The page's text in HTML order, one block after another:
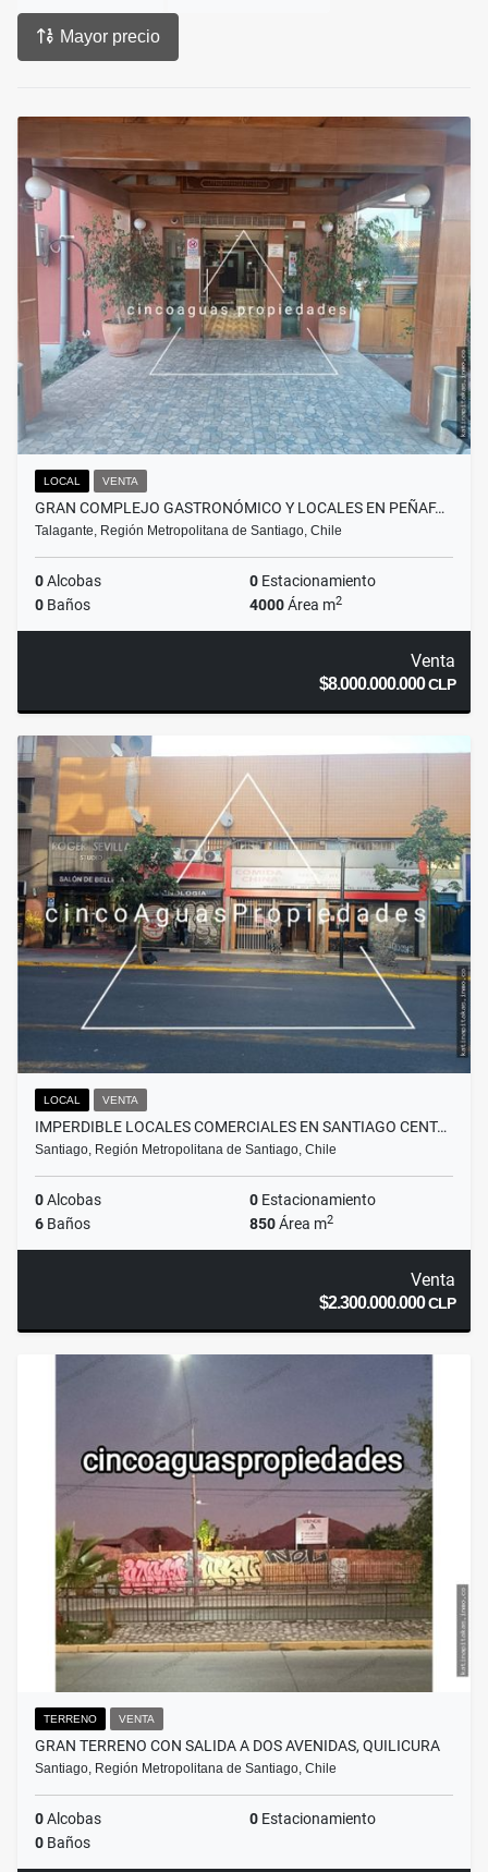
Mayor precio
LOCAL VENTA
GRAN COMPLEJO GASTRONÓMICO Y LOCALES EN PEÑAF…
Talagante, Región Metropolitana de Santiago, Chile
0Alcobas 0 Estacionamiento
0 Baños 4000Área m2
Venta
$8.000.000.000CLP
LOCAL VENTA
IMPERDIBLE LOCALES COMERCIALES EN SANTIAGO CENT…
Santiago, Región Metropolitana de Santiago, Chile
0Alcobas 0 Estacionamiento
6 Baños 850Área m2
Venta
$2.300.000.000CLP
TERRENO VENTA
GRAN TERRENO CON SALIDA A DOS AVENIDAS, QUILICURA
Santiago, Región Metropolitana de Santiago, Chile
0Alcobas 0 Estacionamiento
0 Baños